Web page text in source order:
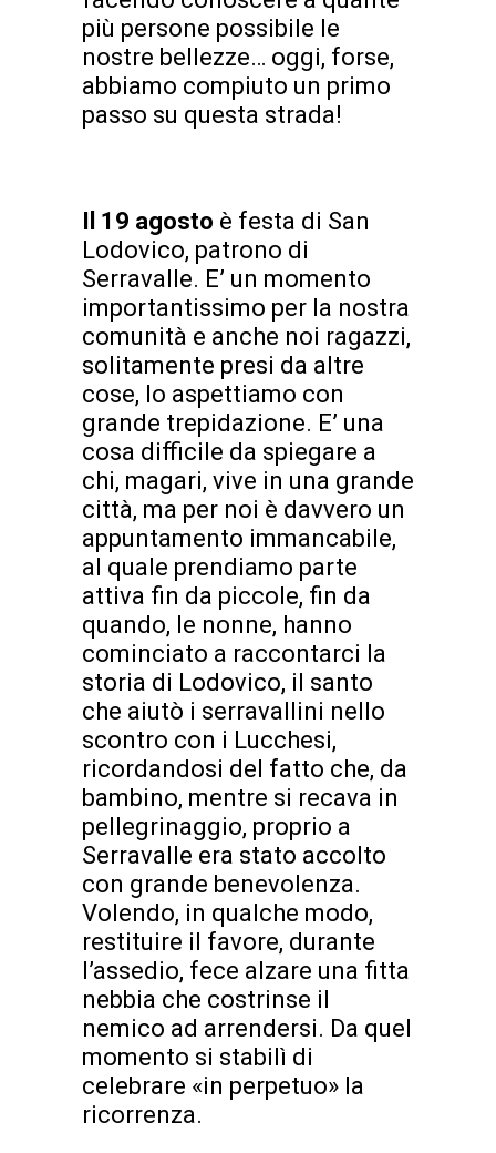
più persone possibile le
nostre bellezze… oggi, forse,
abbiamo compiuto un primo
passo su questa strada!
Il 19 agosto è festa di San
Lodovico, patrono di
Serravalle. E’ un momento
importantissimo per la nostra
comunità e anche noi ragazzi,
solitamente presi da altre
cose, lo aspettiamo con
grande trepidazione. E’ una
cosa difficile da spiegare a
chi, magari, vive in una grande
città, ma per noi è davvero un
appuntamento immancabile,
al quale prendiamo parte
attiva fin da piccole, fin da
quando, le nonne, hanno
cominciato a raccontarci la
storia di Lodovico, il santo
che aiutò i serravallini nello
scontro con i Lucchesi,
ricordandosi del fatto che, da
bambino, mentre si recava in
pellegrinaggio, proprio a
Serravalle era stato accolto
con grande benevolenza.
Volendo, in qualche modo,
restituire il favore, durante
l’assedio, fece alzare una fitta
nebbia che costrinse il
nemico ad arrendersi. Da quel
momento si stabilì di
celebrare «in perpetuo» la
ricorrenza.